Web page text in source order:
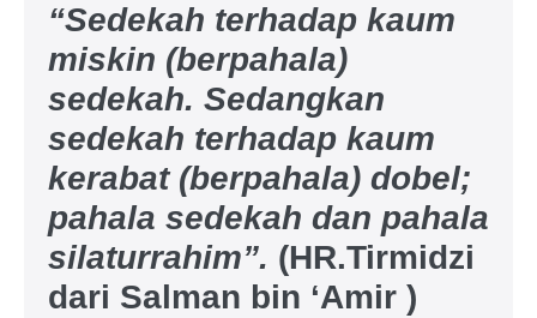
“Sedekah terhadap kaum
miskin (berpahala)
sedekah. Sedangkan
sedekah terhadap kaum
kerabat (berpahala) dobel;
pahala sedekah dan pahala
silaturrahim”. (HR.Tirmidzi
dari Salman bin ‘Amir )